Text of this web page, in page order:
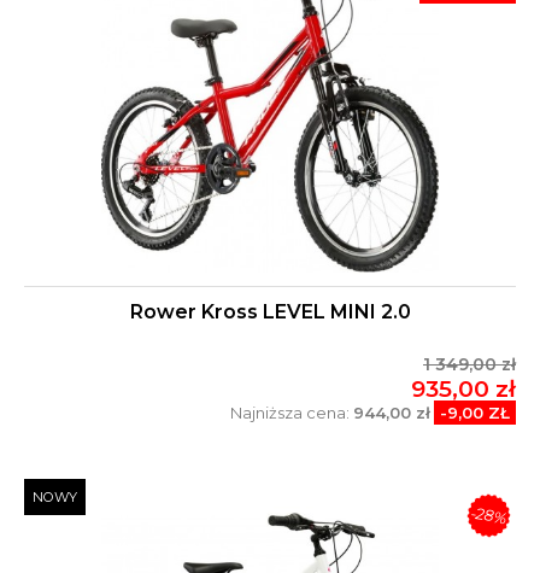
Rower Kross LEVEL MINI 2.0
1 349,00 zł
935,00 zł
Najniższa cena: 944,00 zł -9,00 ZŁ
NOWY
-28%